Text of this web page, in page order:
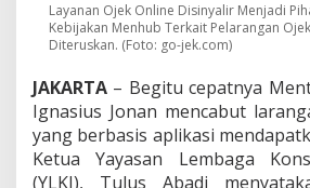
a
n
L
r
a
n
g
a
Layanan Ojek Online Disinyalir Menjadi
Kebijakan Menhub Terkait Pelarangan
Diteruskan. (Foto: go-jek.com)
JAKARTA – Begitu cepatnya
Ignasius Jonan mencabut
yang berbasis aplikasi
Ketua Yayasan Lembaga
(YLKI), Tulus Abadi